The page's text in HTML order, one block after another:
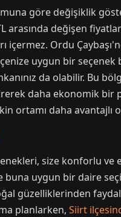
göre değişiklik
arasında değişen
Ordu
uygun bir
da olabilir. Bu
daha ekonomik bir
ortamı daha avantajlı
size konforlu
uygun bir daire
güzelliklerinden
planlarken, Siirt